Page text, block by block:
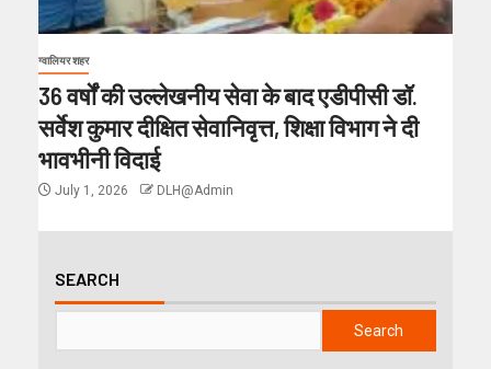
ग्वालियर शहर
36 वर्षों की उल्लेखनीय सेवा के बाद एडीपीसी डॉ.
सर्वेश कुमार दीक्षित सेवानिवृत्त, शिक्षा विभाग ने दी
भावभीनी विदाई
July 1, 2026 DLH@Admin
SEARCH
Search